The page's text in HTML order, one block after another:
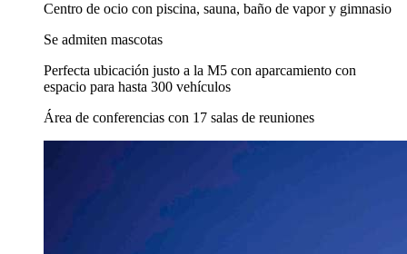
Centro de ocio con piscina, sauna, baño de vapor y gimnasio
Se admiten mascotas
Perfecta ubicación justo a la M5 con aparcamiento con
espacio para hasta 300 vehículos
Área de conferencias con 17 salas de reuniones